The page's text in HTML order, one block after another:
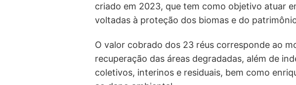
criado em 2023, que tem como objetivo atuar
voltadas à proteção dos biomas e do
O valor cobrado dos 23 réus corresponde ao
recuperação das áreas degradadas, além de
coletivos, interinos e residuais, bem como